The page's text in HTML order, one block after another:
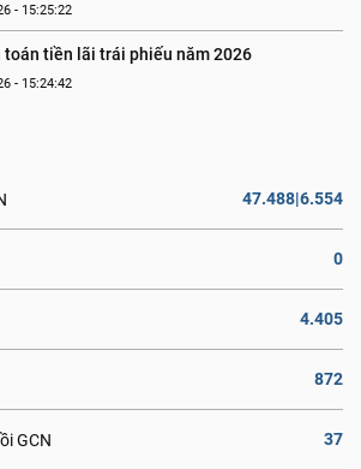
- 15:25:22
toán tiền lãi trái phiếu năm 2026
- 15:24:42
47.488|6.554
0
4.405
872
GCN 37